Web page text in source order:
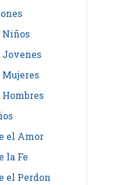
Niños
Jovenes
el Amor
la Fe
el Perdon